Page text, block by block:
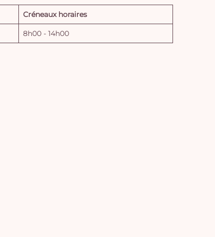
Créneaux horaires
8h00 - 14h00